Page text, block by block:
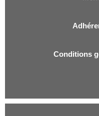
Conditions